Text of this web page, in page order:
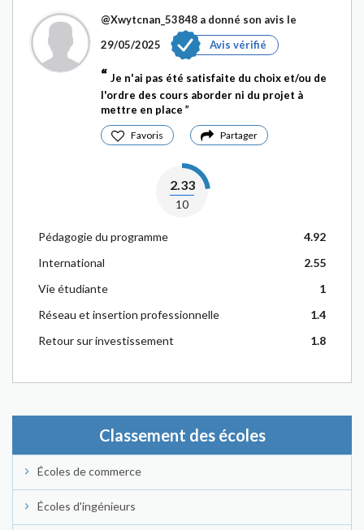
@Xwytcnan_53848 a donné son avis le
29/05/2025
Avis vérifié
Je n'ai pas été satisfaite du choix et/ou de
l'ordre des cours aborder ni du projet à
mettre en place
Favoris Partager
2.33
10
Pédagogie du programme
4.92
International
2.55
Vie étudiante
1
Réseau et insertion professionnelle
1.4
Retour sur investissement
1.8
Classement des écoles
Écoles de commerce
Écoles d'ingénieurs